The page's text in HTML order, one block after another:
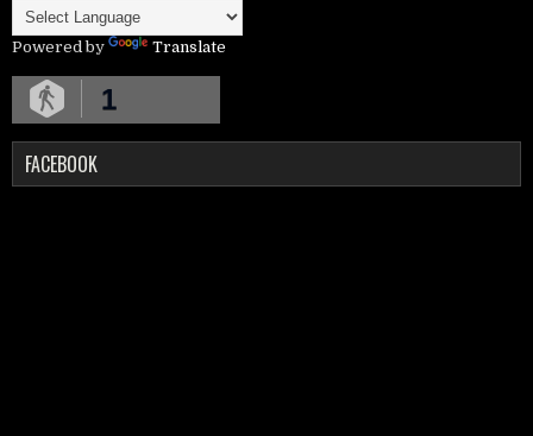
Powered by Translate
1
FACEBOOK